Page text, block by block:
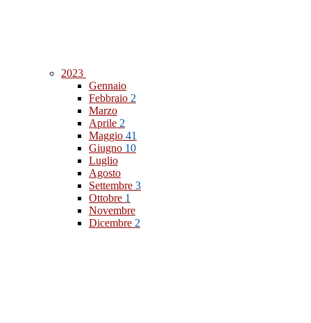
2023
Gennaio
Febbraio 2
Marzo
Aprile 2
Maggio 41
Giugno 10
Luglio
Agosto
Settembre 3
Ottobre 1
Novembre
Dicembre 2